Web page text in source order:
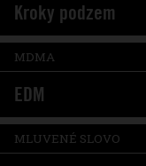
Kroky podzem
MDMA
EDM
MLUVENÉ SLOVO